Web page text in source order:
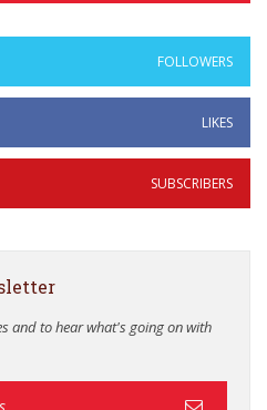
FOLLOWERS
LIKES
SUBSCRIBERS
and to hear what's going on with